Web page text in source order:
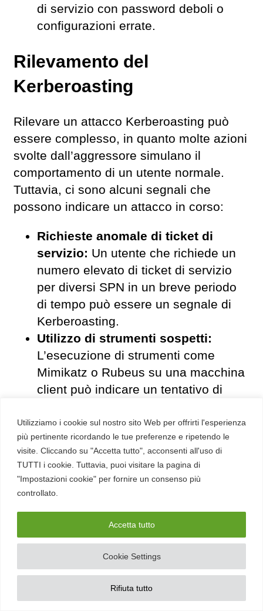
Utilizziamo i cookie sul nostro sito Web per offrirti l'esperienza
più pertinente ricordando le tue preferenze e ripetendo le
visite. Cliccando su "Accetta tutto", acconsenti all'uso di
TUTTI i cookie. Tuttavia, puoi visitare la pagina di
"Impostazioni cookie" per fornire un consenso più
controllato.
Cookie Settings
Rifiuta tutto
Accetta tutto
di servizio con password deboli o
configurazioni errate.
Rilevamento del
Kerberoasting
Rilevare un attacco Kerberoasting può
essere complesso, in quanto molte azioni
svolte dall’aggressore simulano il
comportamento di un utente normale.
Tuttavia, ci sono alcuni segnali che
possono indicare un attacco in corso:
Richieste anomale di ticket di
servizio: Un utente che richiede un
numero elevato di ticket di servizio
per diversi SPN in un breve periodo
di tempo può essere un segnale di
Kerberoasting.
Utilizzo di strumenti sospetti:
L’esecuzione di strumenti come
Mimikatz o Rubeus su una macchina
client può indicare un tentativo di
Attività sospette nei log di eventi:
Monitorare i log di eventi per
identificare richieste TGS anomale,
come quelle che utilizzano la
crittografia RC4-HMAC (tipo 0x17).
Tecniche di rilevamento avanzate:
Creare un account “esca”
con un SPN associato a un servizio
inesistente. Qualsiasi richiesta di
ticket per questo SPN sarà un chiaro